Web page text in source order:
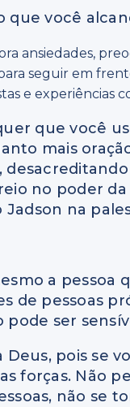
que você
ansiedades,
seguir em
e experiências
que você
mais
no poder
Jadson na
a pessoa
de pessoas
ser
Deus, pois se
forças. Não
não se